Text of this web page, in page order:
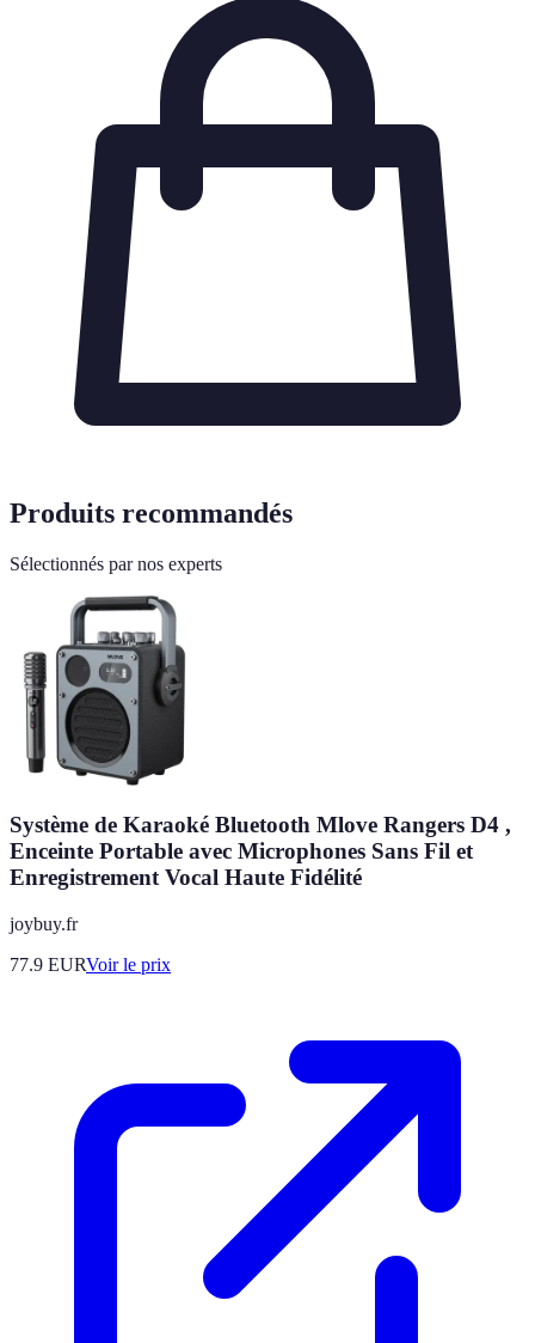
Produits recommandés
Sélectionnés par nos experts
Système de Karaoké Bluetooth Mlove Rangers D4 ,
Enceinte Portable avec Microphones Sans Fil et
Enregistrement Vocal Haute Fidélité
joybuy.fr
77.9 EURVoir le prix